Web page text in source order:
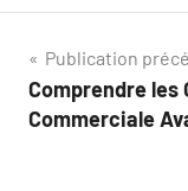
Navigation
de
Publication
Comprendre les
Commerciale